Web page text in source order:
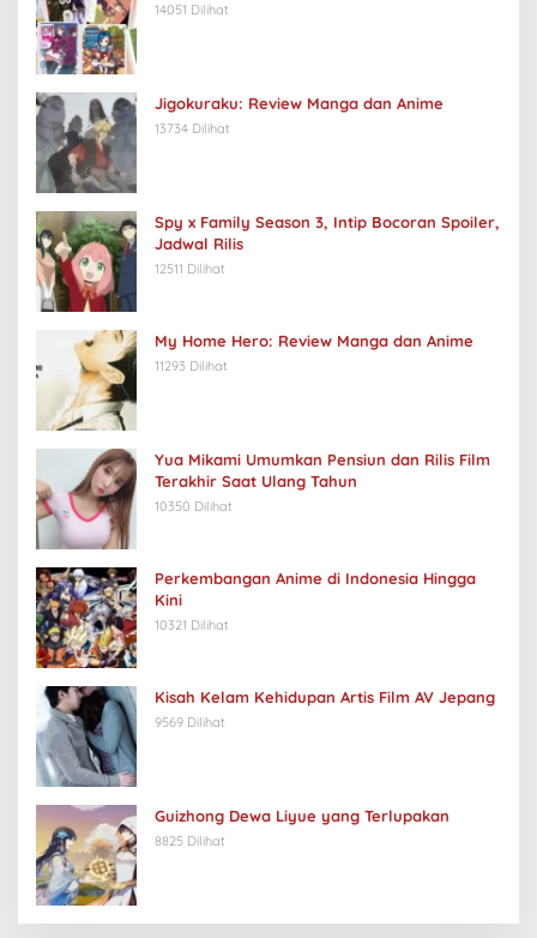
14051 Dilihat
Jigokuraku: Review Manga dan Anime
13734 Dilihat
Spy x Family Season 3, Intip Bocoran Spoiler,
Jadwal Rilis
12511 Dilihat
My Home Hero: Review Manga dan Anime
11293 Dilihat
Yua Mikami Umumkan Pensiun dan Rilis Film
Terakhir Saat Ulang Tahun
10350 Dilihat
Perkembangan Anime di Indonesia Hingga
Kini
10321 Dilihat
Kisah Kelam Kehidupan Artis Film AV Jepang
9569 Dilihat
Guizhong Dewa Liyue yang Terlupakan
8825 Dilihat